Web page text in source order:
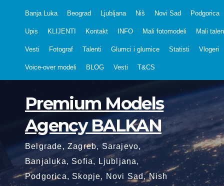
Banja Luka Beograd Ljubljana Niš Novi Sad Podgorica
Upis KLIJENTI Kontakt INFO Mali fotomodeli Mali
Vesti Fotograf Talenti Glumci i glumice Statisti Vlogeri
Voice-over modeli BLOG Vesti T&CS
Premium Models
Agency BALKAN
Belgrade, Zagreb, Sarajevo,
Banjaluka, Sofia, Ljubljana,
Podgorica, Skopje, Novi Sad, Nish